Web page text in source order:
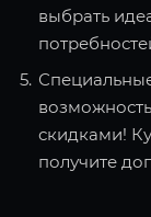
выбрать
скидками!
получите